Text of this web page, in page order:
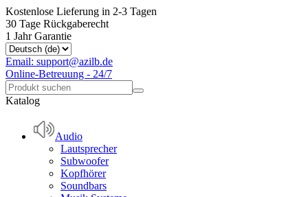
Kostenlose Lieferung in 2-3 Tagen
30 Tage Rückgaberecht
1 Jahr Garantie
Email: support@azilb.de
Online-Betreuung - 24/7
Katalog
Audio
Lautsprecher
Subwoofer
Kopfhörer
Soundbars